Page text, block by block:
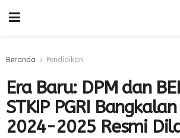
Beranda Pendidikan
Era Baru: DPM dan
STKIP PGRI
2024-2025 Resmi